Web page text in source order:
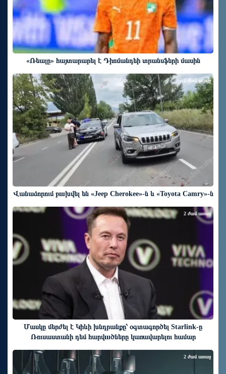
«Ռեալը» հայտարարել է Դիոմանդեի տրանսֆերի մասին
Վանաձորում բшխվել են «Jeep Cherokee»-ն և «Toyota Camry»-ն
2 ժամ առաջ
Մասկը մերժել է Կիևի խնդրանքը՝ օգտագործել Starlink-ը
Ռուսաստանի դեմ հարվшծները կառավարելու համար
2 ժամ առաջ
2 ժամ առաջ